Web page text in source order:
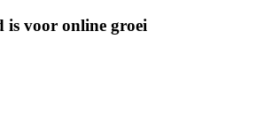
is voor online groei